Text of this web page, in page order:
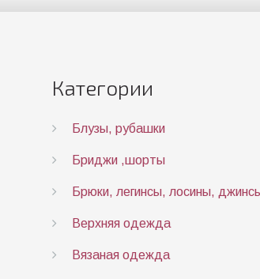
Категории
Блузы, рубашки
Бриджи ,шорты
Брюки, легинсы, лосины,
Верхняя одежда
Вязаная одежда